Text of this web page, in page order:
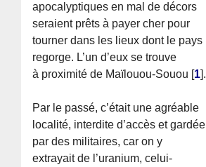
apocalyptiques en mal de décors
seraient prêts à payer cher pour
tourner dans les lieux dont le pays
regorge. L’un d’eux se trouve
à proximité de Maïlouou-Souou [1].
Par le passé, c’était une agréable
localité, interdite d’accès et gardée
par des militaires, car on y
extrayait de l’uranium, celui-